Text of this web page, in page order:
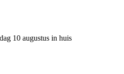
10 augustus in huis